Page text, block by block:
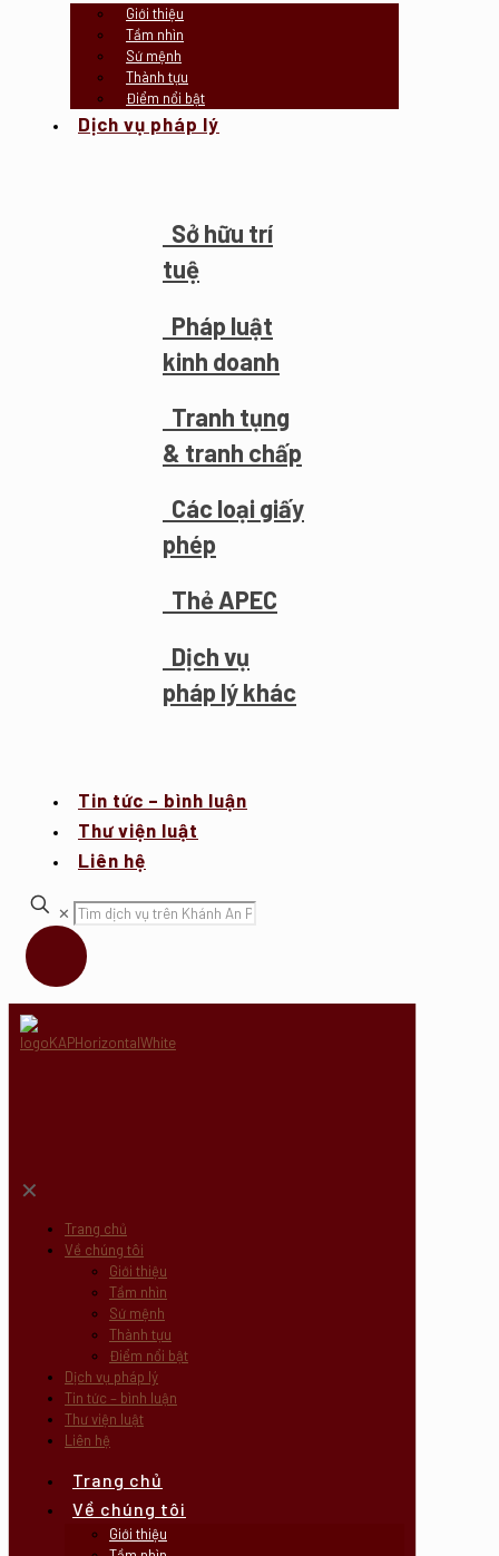
Giới thiệu
Tầm nhìn
Sứ mệnh
Thành tựu
Điểm nổi bật
Dịch vụ pháp lý
Sở hữu trí
tuệ
Pháp luật
kinh doanh
Tranh tụng
& tranh chấp
Các loại giấy
phép
Thẻ APEC
Dịch vụ
pháp lý khác
Tin tức – bình luận
Thư viện luật
Liên hệ
✕
✕
Trang chủ
Về chúng tôi
Giới thiệu
Tầm nhìn
Sứ mệnh
Thành tựu
Điểm nổi bật
Dịch vụ pháp lý
Tin tức – bình luận
Thư viện luật
Liên hệ
Trang chủ
Về chúng tôi
Giới thiệu